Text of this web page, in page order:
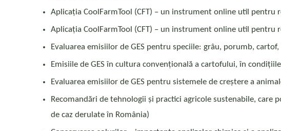
Aplicația CoolFarmTool (CFT) – un instrument online util
Aplicația CoolFarmTool (CFT) – un instrument online util
Evaluarea emisiilor de GES pentru speciile: grâu, porumb,
Emisiile de GES în cultura convențională a cartofului, în
Evaluarea emisiilor de GES pentru sistemele de creștere a
Recomandări de tehnologii și practici agricole sustenabile,
de caz derulate în România)